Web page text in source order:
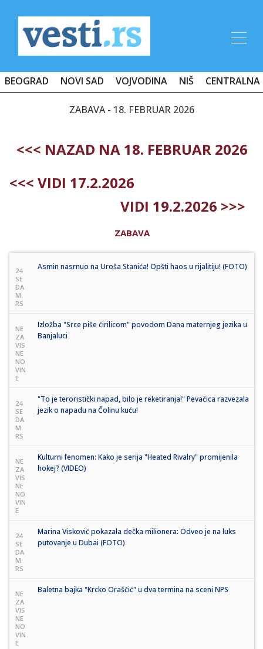
BEOGRAD NOVI SAD VOJVODINA NIŠ CENTRALNA
ZABAVA - 18. FEBRUAR 2026
<<< NAZAD NA 18. FEBRUAR 2026
<<< VIDI 17.2.2026
VIDI 19.2.2026 >>>
ZABAVA
24
SE
DA
M.
RS
Asmin nasrnuo na Uroša Stanića! Opšti haos u rijalitiju! (FOTO)
NE
ZA
VIS
NE
NO
VIN
E
Izložba "Srce piše ćirilicom" povodom Dana maternjeg jezika u
Banjaluci
24
SE
DA
M.
RS
"To je teroristički napad, bilo je reketiranja!" Pevačica razvezala
jezik o napadu na Čolinu kuću!
NE
ZA
VIS
NE
NO
VIN
E
Kulturni fenomen: Kako je serija "Heated Rivalry" promijenila
hokej? (VIDEO)
24
SE
DA
M.
RS
Marina Visković pokazala dečka milionera: Odveo je na luks
putovanje u Dubai (FOTO)
NE
ZA
VIS
NE
NO
VIN
E
Baletna bajka "Krcko Oraščić" u dva termina na sceni NPS